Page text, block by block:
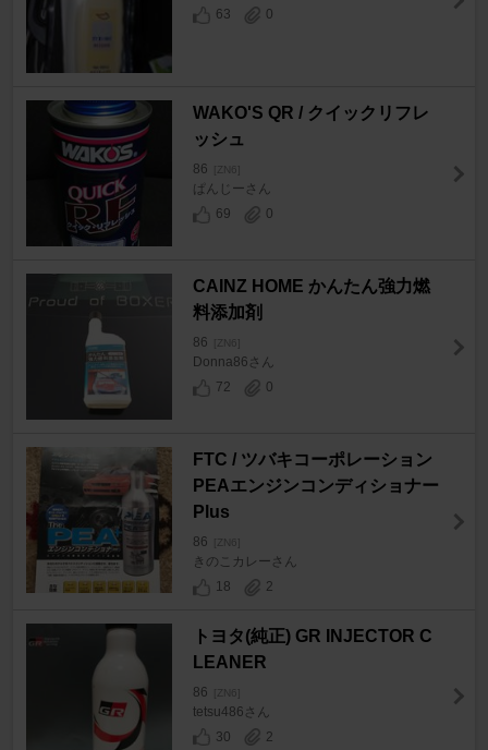
63 0
WAKO'S QR / クイックリフレ
ッシュ
86 [ZN6]
ぱんじーさん
69
0
CAINZ HOME かんたん強力燃
料添加剤
86 [ZN6]
Donna86さん
72
0
FTC / ツバキコーポレーション
PEAエンジンコンディショナー
Plus
86 [ZN6]
きのこカレーさん
18
2
トヨタ(純正) GR INJECTOR C
LEANER
86 [ZN6]
tetsu486さん
30
2